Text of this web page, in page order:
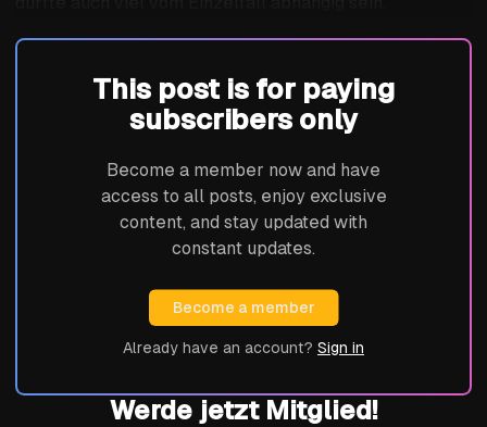
This post is for paying
subscribers only
Become a member now and have
access to all posts, enjoy exclusive
content, and stay updated with
constant updates.
Become a member
Already have an account? Sign in
Werde jetzt Mitglied!